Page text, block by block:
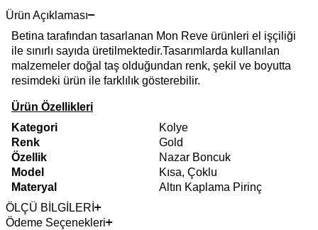
Ürün Açıklaması
Betina tarafından tasarlanan Mon Reve ürünleri el işçiliği
ile sınırlı sayıda üretilmektedir.Tasarımlarda kullanılan
malzemeler doğal taş olduğundan renk, şekil ve boyutta
resimdeki ürün ile farklılık gösterebilir.
Ürün Özellikleri
Kategori
Kolye
Renk
Gold
Özellik
Nazar Boncuk
Model
Kısa, Çoklu
Materyal
Altın Kaplama Pirinç
ÖLÇÜ BİLGİLERİ
Ödeme Seçenekleri